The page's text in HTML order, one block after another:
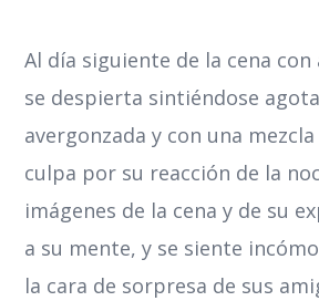
Al día siguiente de la cena
se despierta sintiéndose
avergonzada y con una
culpa por su reacción de la
imágenes de la cena y de su
a su mente, y se siente
la cara de sorpresa de sus